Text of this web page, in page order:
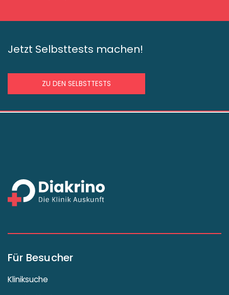
Jetzt Selbsttests machen!
ZU DEN SELBSTTESTS
Für Besucher
Kliniksuche